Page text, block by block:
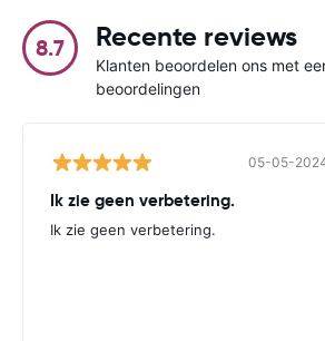
8.7 Recente reviews
Klanten beoordelen ons met
beoordelingen
05-05-
Ik zie geen verbetering.
Ik zie geen verbetering.